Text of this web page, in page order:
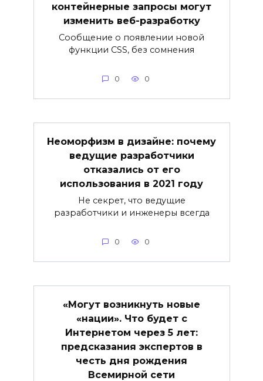
контейнерные запросы могут
изменить веб-разработку
Сообщение о появлении новой
функции CSS, без сомнения
0 0
Неоморфизм в дизайне: почему
ведущие разработчики
отказались от его
использования в 2021 году
Не секрет, что ведущие
разработчики и инженеры всегда
0 0
«Могут возникнуть новые
«нации». Что будет с
Интернетом через 5 лет:
предсказания экспертов в
честь дня рождения
Всемирной сети